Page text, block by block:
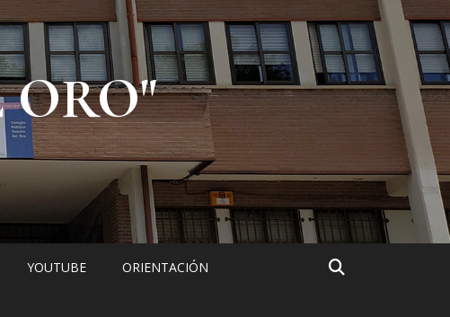
ORO"
YOUTUBE ORIENTACIÓN